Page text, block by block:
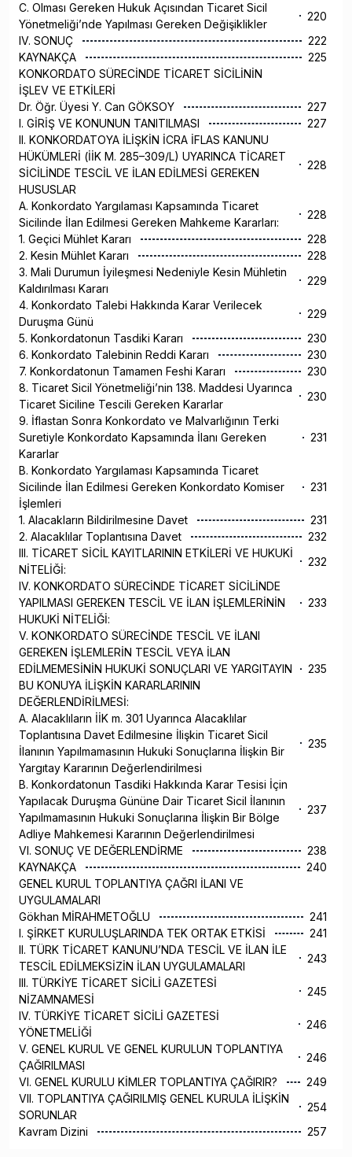
C. Olması Gereken Hukuk Açısından Ticaret Sicil
Yönetmeliği’nde Yapılması Gereken Değişiklikler
220
IV. SONUÇ
222
KAYNAKÇA
225
KONKORDATO SÜRECİNDE TİCARET SİCİLİNİN
İŞLEV VE ETKİLERİ
Dr. Öğr. Üyesi Y. Can GÖKSOY
227
I. GİRİŞ VE KONUNUN TANITILMASI
227
II. KONKORDATOYA İLİŞKİN İCRA İFLAS KANUNU
HÜKÜMLERİ (İİK M. 285–309/L) UYARINCA TİCARET
SİCİLİNDE TESCİL VE İLAN EDİLMESİ GEREKEN
HUSUSLAR
228
A. Konkordato Yargılaması Kapsamında Ticaret
Sicilinde İlan Edilmesi Gereken Mahkeme Kararları:
228
1. Geçici Mühlet Kararı
228
2. Kesin Mühlet Kararı
228
3. Mali Durumun İyileşmesi Nedeniyle Kesin Mühletin
Kaldırılması Kararı
229
4. Konkordato Talebi Hakkında Karar Verilecek
Duruşma Günü
229
5. Konkordatonun Tasdiki Kararı
230
6. Konkordato Talebinin Reddi Kararı
230
7. Konkordatonun Tamamen Feshi Kararı
230
8. Ticaret Sicil Yönetmeliği’nin 138. Maddesi Uyarınca
Ticaret Siciline Tescili Gereken Kararlar
230
9. İflastan Sonra Konkordato ve Malvarlığının Terki
Suretiyle Konkordato Kapsamında İlanı Gereken
Kararlar
231
B. Konkordato Yargılaması Kapsamında Ticaret
Sicilinde İlan Edilmesi Gereken Konkordato Komiser
İşlemleri
231
1. Alacakların Bildirilmesine Davet
231
2. Alacaklılar Toplantısına Davet
232
III. TİCARET SİCİL KAYITLARININ ETKİLERİ VE HUKUKİ
NİTELİĞİ:
232
IV. KONKORDATO SÜRECİNDE TİCARET SİCİLİNDE
YAPILMASI GEREKEN TESCİL VE İLAN İŞLEMLERİNİN
HUKUKİ NİTELİĞİ:
233
V. KONKORDATO SÜRECİNDE TESCİL VE İLANI
GEREKEN İŞLEMLERİN TESCİL VEYA İLAN
EDİLMEMESİNİN HUKUKİ SONUÇLARI VE YARGITAYIN
BU KONUYA İLİŞKİN KARARLARININ
DEĞERLENDİRİLMESİ:
235
A. Alacaklıların İİK m. 301 Uyarınca Alacaklılar
Toplantısına Davet Edilmesine İlişkin Ticaret Sicil
İlanının Yapılmamasının Hukuki Sonuçlarına İlişkin Bir
Yargıtay Kararının Değerlendirilmesi
235
B. Konkordatonun Tasdiki Hakkında Karar Tesisi İçin
Yapılacak Duruşma Gününe Dair Ticaret Sicil İlanının
Yapılmamasının Hukuki Sonuçlarına İlişkin Bir Bölge
Adliye Mahkemesi Kararının Değerlendirilmesi
237
VI. SONUÇ VE DEĞERLENDİRME
238
KAYNAKÇA
240
GENEL KURUL TOPLANTIYA ÇAĞRI İLANI VE
UYGULAMALARI
Gökhan MİRAHMETOĞLU
241
I. ŞİRKET KURULUŞLARINDA TEK ORTAK ETKİSİ
241
II. TÜRK TİCARET KANUNU’NDA TESCİL VE İLAN İLE
TESCİL EDİLMEKSİZİN İLAN UYGULAMALARI
243
III. TÜRKİYE TİCARET SİCİLİ GAZETESİ
NİZAMNAMESİ
245
IV. TÜRKİYE TİCARET SİCİLİ GAZETESİ
YÖNETMELİĞİ
246
V. GENEL KURUL VE GENEL KURULUN TOPLANTIYA
ÇAĞIRILMASI
246
VI. GENEL KURULU KİMLER TOPLANTIYA ÇAĞIRIR?
249
VII. TOPLANTIYA ÇAĞIRILMIŞ GENEL KURULA İLİŞKİN
SORUNLAR
254
Kavram Dizini
257